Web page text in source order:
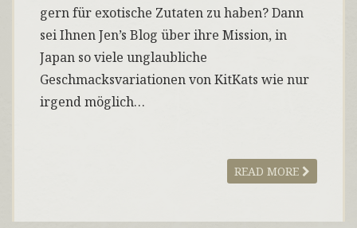
gern für exotische Zutaten zu haben? Dann
sei Ihnen Jen’s Blog über ihre Mission, in
Japan so viele unglaubliche
Geschmacksvariationen von KitKats wie nur
irgend möglich…
READ MORE